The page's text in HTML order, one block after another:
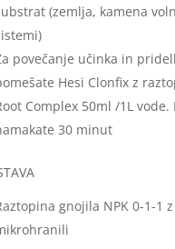
(zemlja, kamena
povečanje učinka in
Hesi Clonfix z
Complex 50ml /1L vode.
30 minut
gnojila NPK 0-1-1 z